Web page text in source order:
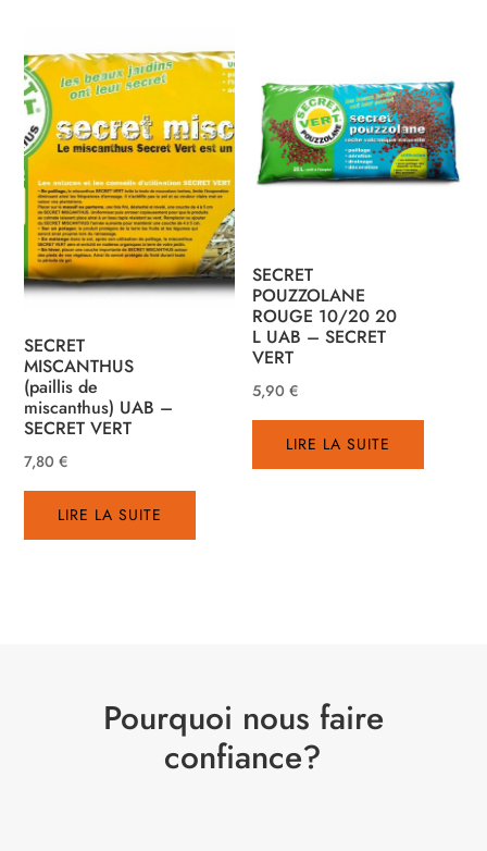
options
peuvent
être
choisies
la
page
du
produit
SECRET
MISCANTHUS
(paillis de
miscanthus) UAB –
SECRET VERT
7,80€
LIRE LA SUITE
SECRET
POUZZOLANE
ROUGE 10/20 20
L UAB – SECRET
VERT
5,90€
LIRE LA SUITE
Pourquoi nous faire
confiance?